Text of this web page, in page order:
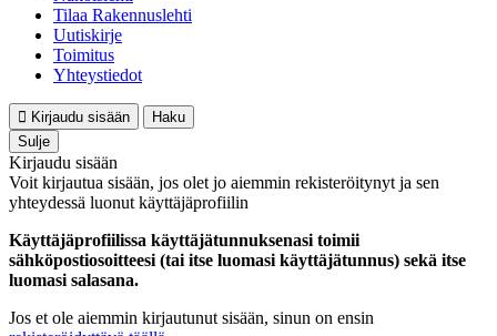
Tilaa Rakennuslehti
Uutiskirje
Toimitus
Yhteystiedot
Kirjaudu sisään
Haku
Sulje
Kirjaudu sisään
Voit kirjautua sisään, jos olet jo aiemmin rekisteröitynyt ja sen
yhteydessä luonut käyttäjäprofiilin
Käyttäjäprofiilissa käyttäjätunnuksenasi toimii
sähköpostiosoitteesi (tai itse luomasi käyttäjätunnus) sekä itse
luomasi salasana.
Jos et ole aiemmin kirjautunut sisään, sinun on ensin